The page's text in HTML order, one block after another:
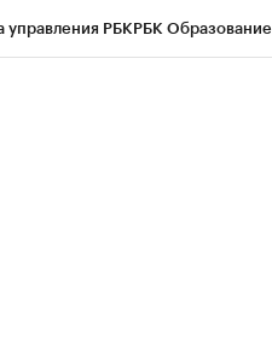
управления РБКРБК Образование